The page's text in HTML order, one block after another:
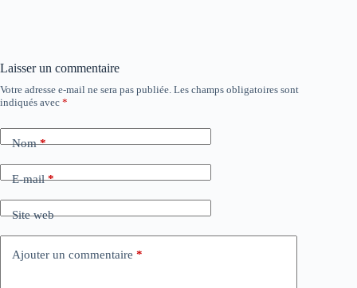
Laisser un commentaire
Votre adresse e-mail ne sera pas publiée. Les champs obligatoires sont
indiqués avec *
Nom*
E-mail*
Site web
Ajouter un commentaire *